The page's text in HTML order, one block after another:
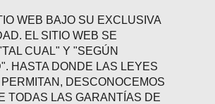
WEB BAJO SU EXCLUSIVA
EL SITIO WEB SE
CUAL" Y "SEGÚN
HASTA DONDE LAS LEYES
DESCONOCEMOS
TODAS LAS GARANTÍAS DE